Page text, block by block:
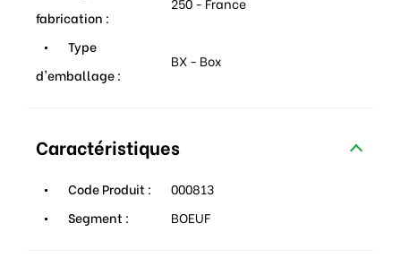
fabrication :
Type
d'emballage :
BX - Box
Caractéristiques
Code Produit :
000813
Segment :
BOEUF